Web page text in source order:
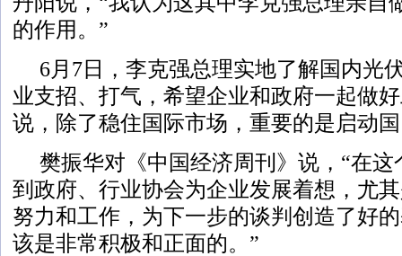
的作用。”
6月7日，李克强总理实地了解国内光
业支招、打气，希望企业和政府一起做
说，除了稳住国际市场，重要的是启动
樊振华对《中国经济周刊》说，“在
到政府、行业协会为企业发展着想，尤
努力和工作，为下一步的谈判创造了好
该是非常积极和正面的。”